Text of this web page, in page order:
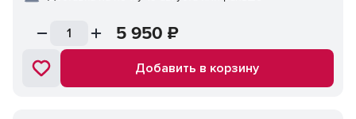
5 950 ₽
Добавить в корзину